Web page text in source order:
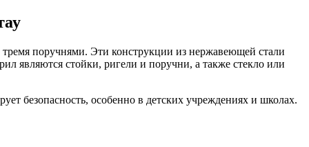
поручнями. Эти конструкции из нержавеющей стали
являются стойки, ригели и поручни, а также стекло или
безопасность, особенно в детских учреждениях и школах.